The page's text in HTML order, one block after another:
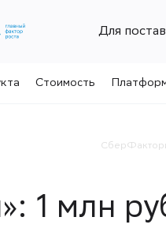
Для
Стоимость
1 млн